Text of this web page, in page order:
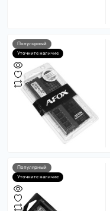
Популярный
Уточните наличие
Популярный
Уточните наличие